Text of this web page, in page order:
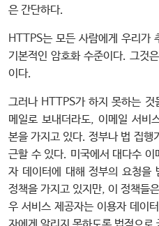
은 간단하다.
HTTPS는 모든 사람에게 우리가
기본적인 암호화 수준이다. 그것
이다.
그러나 HTTPS가 하지 못하는 것
메일로 보내더라도, 이메일 서비
본을 가지고 있다. 정부나 법 집행
근할 수 있다. 미국에서 대다수
자 데이터에 대해 정부의 요청을
정책을 가지고 있지만, 이 정책들
우 서비스 제공자는 이용자 데이